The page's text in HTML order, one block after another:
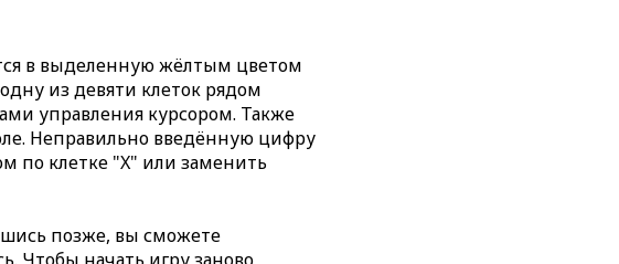
в выделенную жёлтым цветом
из девяти клеток рядом
управления курсором. Также
Неправильно введённую цифру
по клетке "X" или заменить
позже, вы сможете